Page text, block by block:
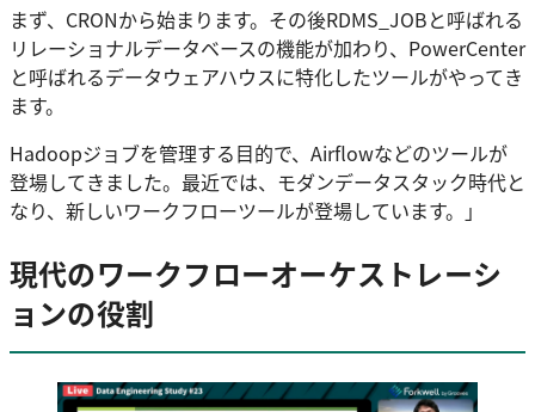
まず、CRONから始まります。その後RDMS_JOBと呼ばれる
リレーショナルデータベースの機能が加わり、PowerCenter
と呼ばれるデータウェアハウスに特化したツールがやってき
ます。
Hadoopジョブを管理する目的で、Airflowなどのツールが
登場してきました。最近では、モダンデータスタック時代と
なり、新しいワークフローツールが登場しています。」
現代のワークフローオーケストレーシ
ョンの役割